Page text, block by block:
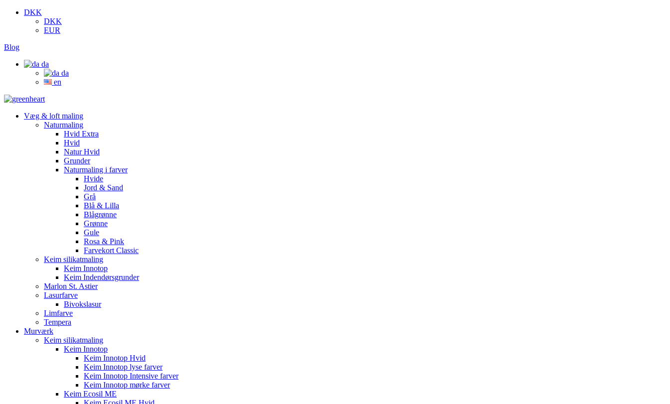
DKK
DKK
EUR
Blog
da
da
en
Væg & loft maling
Naturmaling
Hvid Extra
Hvid
Natur Hvid
Grunder
Naturmaling i farver
Hvide
Jord & Sand
Grå
Blå & Lilla
Blågrønne
Grønne
Gule
Rosa & Pink
Farvekort Classic
Keim silikatmaling
Keim Innotop
Keim Indendørsgrunder
Marlon St. Astier
Lasurfarve
Bivokslasur
Limfarve
Tempera
Murværk
Keim silikatmaling
Keim Innotop
Keim Innotop Hvid
Keim Innotop lyse farver
Keim Innotop Intensive farver
Keim Innotop mørke farver
Keim Ecosil ME